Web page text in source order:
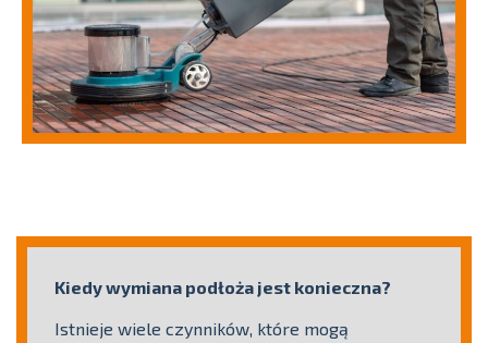
Kiedy wymiana podłoża jest konieczna?
Istnieje wiele czynników, które mogą